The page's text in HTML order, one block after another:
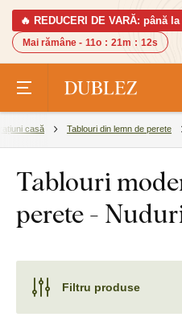
🔥 REDUCERI DE VARĂ: până la
Mai rămâne - 11o : 21m : 11s
casă Tablouri din lemn de perete
Tablouri
perete -
Filtru produse